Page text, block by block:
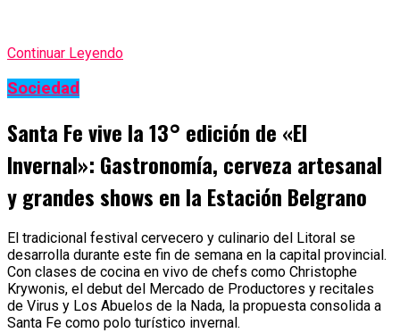
Continuar Leyendo
Sociedad
Santa Fe vive la 13° edición de «El
Invernal»: Gastronomía, cerveza artesanal
y grandes shows en la Estación Belgrano
El tradicional festival cervecero y culinario del Litoral se
desarrolla durante este fin de semana en la capital provincial.
Con clases de cocina en vivo de chefs como Christophe
Krywonis, el debut del Mercado de Productores y recitales
de Virus y Los Abuelos de la Nada, la propuesta consolida a
Santa Fe como polo turístico invernal.